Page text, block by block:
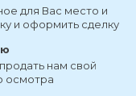
для Вас место и
и оформить сделку
нам свой
осмотра